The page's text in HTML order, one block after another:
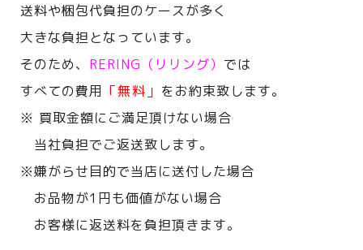
送料や梱包代負担のケースが多く
大きな負担となっています。
そのため、 RERING（リリング） では
すべての費用 「無料」 をお約束致します。
※ 買取金額にご満足頂けない場合
当社負担でご返送致します。
※嫌がらせ目的で当店に送付した場合
お品物が1円も価値がない場合
お客様に返送料を負担頂きます。